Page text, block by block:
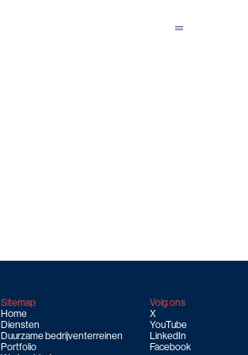
Sitemap
Home
Diensten
Duurzame bedrijventerreinen
Portfolio
Volg ons
X
YouTube
LinkedIn
Facebook